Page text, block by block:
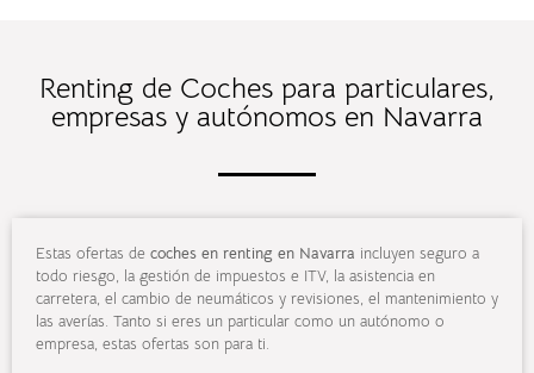
Renting de Coches para particulares,
empresas y autónomos en Navarra
Estas ofertas de coches en renting en Navarra incluyen seguro a
todo riesgo, la gestión de impuestos e ITV, la asistencia en
carretera, el cambio de neumáticos y revisiones, el mantenimiento y
las averías. Tanto si eres un particular como un autónomo o
empresa, estas ofertas son para ti.